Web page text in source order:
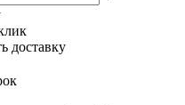
доставку